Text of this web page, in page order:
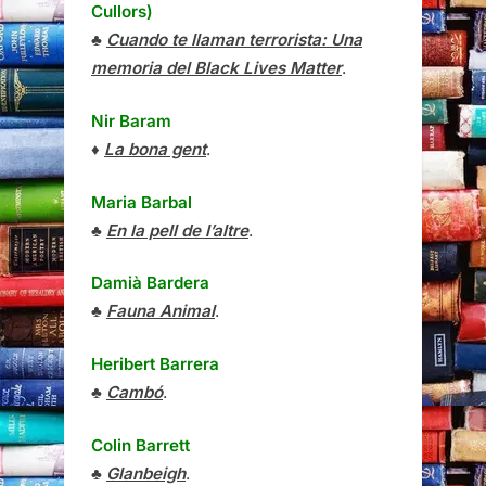
Cullors)
♣ Cuando te llaman terrorista: Una
memoria del Black Lives Matter.
Nir Baram
♦ La bona gent.
Maria Barbal
♣ En la pell de l’altre.
Damià Bardera
♣ Fauna Animal.
Heribert Barrera
♣ Cambó.
Colin Barrett
♣ Glanbeigh.